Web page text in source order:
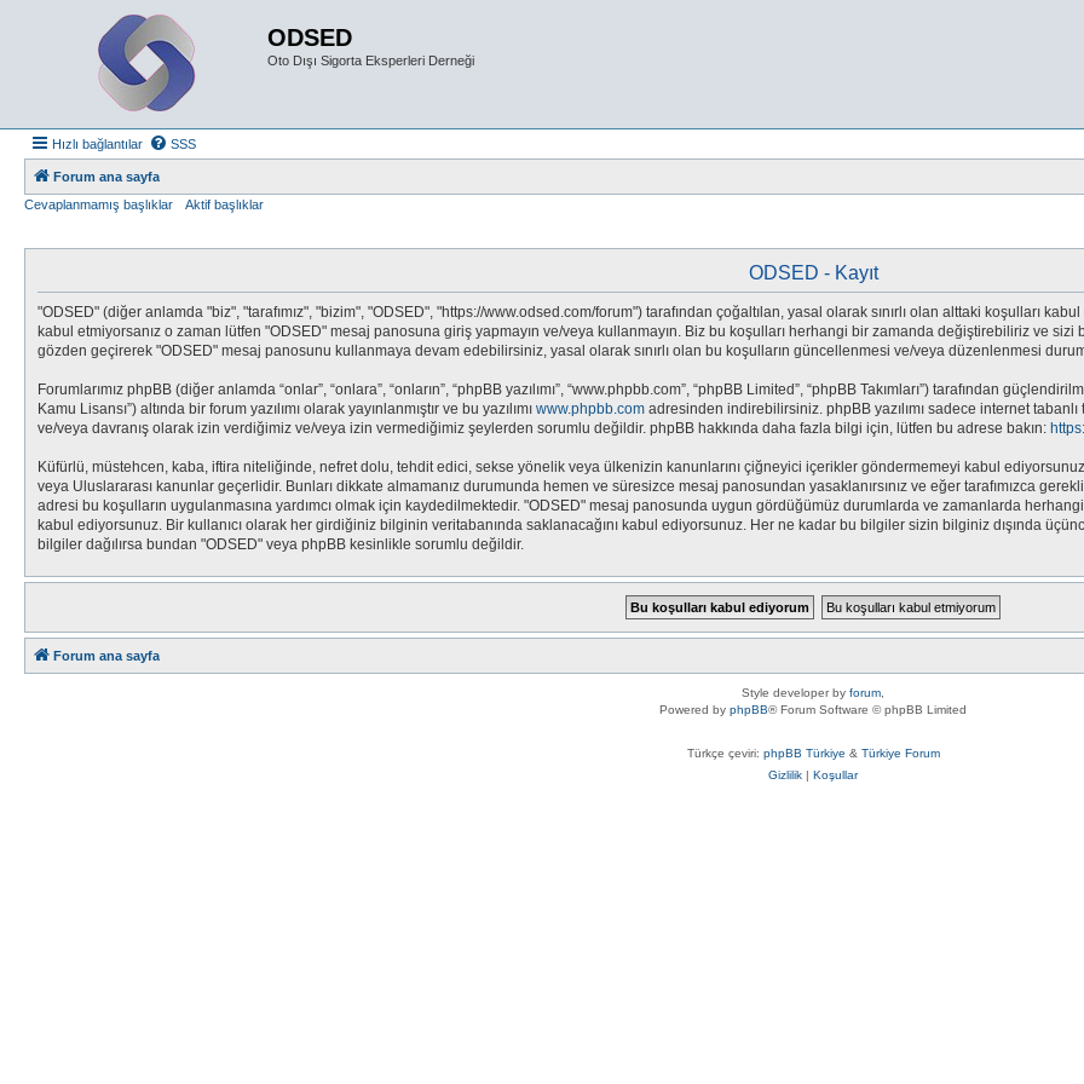
ODSED
Oto Dışı Sigorta Eksperleri Derneği
Hızlı bağlantılar SSS
Forum ana sayfa
Cevaplanmamış başlıklar
Aktif başlıklar
ODSED - Kayıt
"ODSED" (diğer anlamda "biz", "tarafımız", "bizim", "ODSED", "https://www.odsed.com/forum") tarafından çoğaltılan, yasal olarak sınırlı olan alttaki koşulları
kabul etmiyorsanız o zaman lütfen "ODSED" mesaj panosuna giriş yapmayın ve/veya kullanmayın. Biz bu koşulları herhangi bir zamanda değiştirebiliriz ve
gözden geçirerek "ODSED" mesaj panosunu kullanmaya devam edebilirsiniz, yasal olarak sınırlı olan bu koşulların güncellenmesi ve/veya düzenlenmesi
Forumlarımız phpBB (diğer anlamda “onlar”, “onlara”, “onların”, “phpBB yazılımı”, “www.phpbb.com”, “phpBB Limited”, “phpBB Takımları”) tarafından
Kamu Lisansı”) altında bir forum yazılımı olarak yayınlanmıştır ve bu yazılımı www.phpbb.com adresinden indirebilirsiniz. phpBB yazılımı sadece internet
ve/veya davranış olarak izin verdiğimiz ve/veya izin vermediğimiz şeylerden sorumlu değildir. phpBB hakkında daha fazla bilgi için, lütfen bu adrese bakın:
Küfürlü, müstehcen, kaba, iftira niteliğinde, nefret dolu, tehdit edici, sekse yönelik veya ülkenizin kanunlarını çiğneyici içerikler göndermemeyi kabul
veya Uluslararası kanunlar geçerlidir. Bunları dikkate almamanız durumunda hemen ve süresizce mesaj panosundan yasaklanırsınız ve eğer tarafımızca
adresi bu koşulların uygulanmasına yardımcı olmak için kaydedilmektedir. "ODSED" mesaj panosunda uygun gördüğümüz durumlarda ve zamanlarda herhangi
kabul ediyorsunuz. Bir kullanıcı olarak her girdiğiniz bilginin veritabanında saklanacağını kabul ediyorsunuz. Her ne kadar bu bilgiler sizin bilginiz dışında
bilgiler dağılırsa bundan "ODSED" veya phpBB kesinlikle sorumlu değildir.
Forum ana sayfa
Style developer by forum
Powered by phpBB® Forum Software © phpBB Limited
Türkçe çeviri: phpBB Türkiye & Türkiye Forum
Gizlilik | Koşullar